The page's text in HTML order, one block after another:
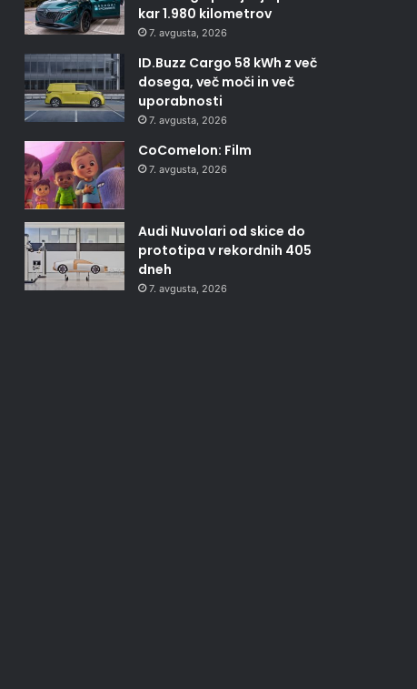
kar 1.980 kilometrov
7. avgusta, 2026
ID.Buzz Cargo 58 kWh z več
dosega, več moči in več
uporabnosti
7. avgusta, 2026
CoComelon: Film
7. avgusta, 2026
Audi Nuvolari od skice do
prototipa v rekordnih 405
dneh
7. avgusta, 2026